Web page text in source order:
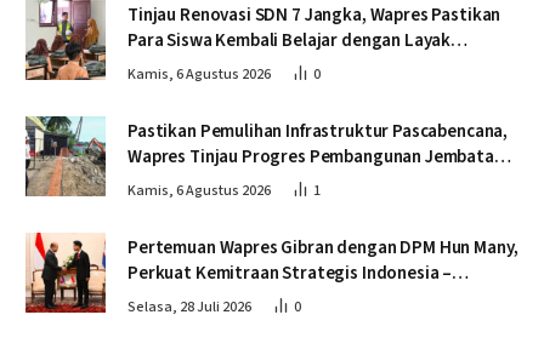
Tinjau Renovasi SDN 7 Jangka, Wapres Pastikan
Para Siswa Kembali Belajar dengan Layak
Pascabencana
Kamis, 6 Agustus 2026 0
Pastikan Pemulihan Infrastruktur Pascabencana,
Wapres Tinjau Progres Pembangunan Jembatan
Krueng Tingkeum Bireuen
Kamis, 6 Agustus 2026 1
Pertemuan Wapres Gibran dengan DPM Hun Many,
Perkuat Kemitraan Strategis Indonesia –
Kamboja
Selasa, 28 Juli 2026 0